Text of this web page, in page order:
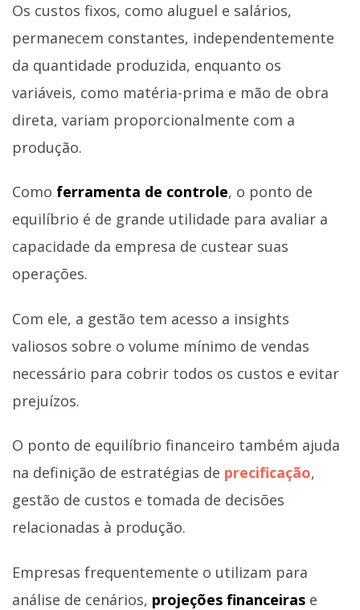
Os custos fixos, como aluguel e salários,
permanecem constantes, independentemente
da quantidade produzida, enquanto os
variáveis, como matéria-prima e mão de obra
direta, variam proporcionalmente com a
produção.
Como ferramenta de controle, o ponto de
equilíbrio é de grande utilidade para avaliar a
capacidade da empresa de custear suas
operações.
Com ele, a gestão tem acesso a insights
valiosos sobre o volume mínimo de vendas
necessário para cobrir todos os custos e evitar
prejuízos.
O ponto de equilíbrio financeiro também ajuda
na definição de estratégias de precificação,
gestão de custos e tomada de decisões
relacionadas à produção.
Empresas frequentemente o utilizam para
análise de cenários, projeções financeiras e